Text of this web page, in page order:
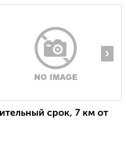
›
срок, 7 км от